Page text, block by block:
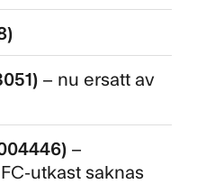
– nu ersatt av
–
utkast saknas